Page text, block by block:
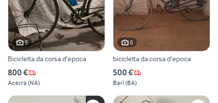
5
Bicicletta da corsa d'epoca
800 €
Acerra (NA)
6
bicicletta da corsa d'epoca
500 €
Bari(BA)